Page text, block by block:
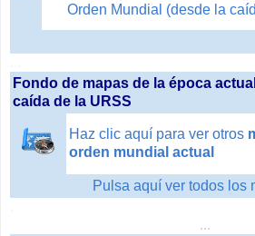
Orden Mundial (desde la
Fondo de mapas de la época
caída de la URSS
Haz clic aquí para ver otros
orden mundial actual
Pulsa aquí ver todos los
...